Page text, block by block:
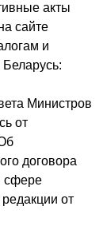
акты
сайте
и
Министров
от
договора
сфере
от